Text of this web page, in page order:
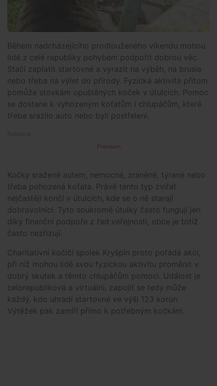
Během nadcházejícího prodlouženého víkendu mohou
lidé z celé republiky pohybem podpořit dobrou věc.
Stačí zaplatit startovné a vyrazit na výběh, na brusle
nebo třeba na výlet do přírody. Fyzická aktivita přitom
pomůže stovkám opuštěných koček v útulcích. Pomoc
se dostane k vyhozeným koťatům i chlupáčům, které
třeba srazilo auto nebo byli postřeleni.
Premium
Kočky sražené autem, nemocné, zraněné, týrané nebo
třeba pohozená koťata. Právě tento typ zvířat
nejčastěji končí v útulcích, kde se o ně starají
dobrovolníci. Tyto soukromé útulky často fungují jen
díky finanční podpoře z řad veřejnosti, obce je totiž
často nezřizují.
Charitativní kočičí spolek Kryšpín proto pořádá akci,
při níž mohou lidé svou fyzickou aktivitu proměnit v
dobrý skutek a těmto chlupáčům pomoci. Událost je
celorepubliková a virtuální, zapojit se tedy může
každý, kdo uhradí startovné ve výši 123 korun.
Výtěžek pak zamíří přímo k potřebným kočkám.